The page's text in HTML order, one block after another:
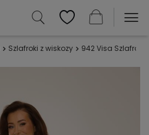
Szlafroki z wiskozy 942 Visa Szlafrok